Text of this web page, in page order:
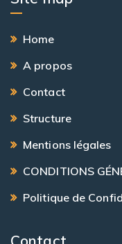
Home
A propos
Contact
Structure
Mentions légales
CONDITIONS
Politique de